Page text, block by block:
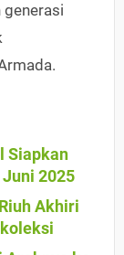
Siapkan
2025
Akhiri